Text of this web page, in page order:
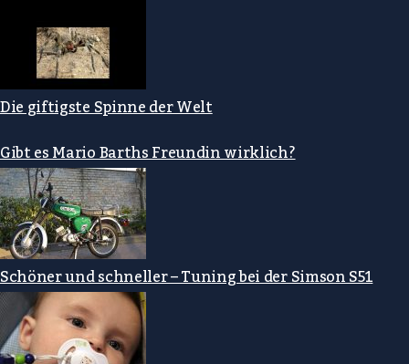
Die giftigste Spinne der Welt
Gibt es Mario Barths Freundin wirklich?
Schöner und schneller – Tuning bei der Simson S51